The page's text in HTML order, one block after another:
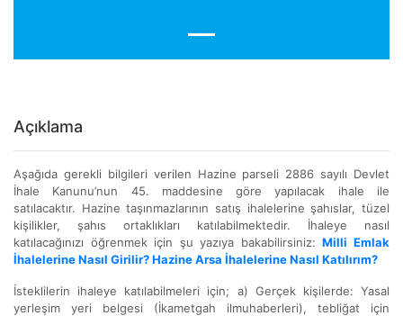
Açıklama
Aşağıda gerekli bilgileri verilen Hazine parseli 2886 sayılı Devlet
İhale Kanunu’nun 45. maddesine göre yapılacak ihale ile
satılacaktır. Hazine taşınmazlarının satış ihalelerine şahıslar, tüzel
kişilikler, şahıs ortaklıkları katılabilmektedir. İhaleye nasıl
katılacağınızı öğrenmek için şu yazıya bakabilirsiniz:Milli Emlak
İhalelerine Nasıl Girilir? Hazine Arsa İhalelerine Nasıl Katılırım?
İsteklilerin ihaleye katılabilmeleri için; a) Gerçek kişilerde: Yasal
yerleşim yeri belgesi (İkametgah ilmuhaberleri), tebliğat için